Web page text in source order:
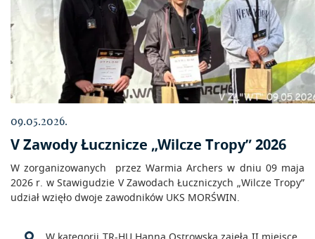
09.05.2026.
V Zawody Łucznicze „Wilcze Tropy” 2026
W zorganizowanych przez Warmia Archers w dniu 09 maja
2026 r. w Stawigudzie V Zawodach Łuczniczych „Wilcze Tropy”
udział wzięło dwoje zawodników UKS MORŚWIN.